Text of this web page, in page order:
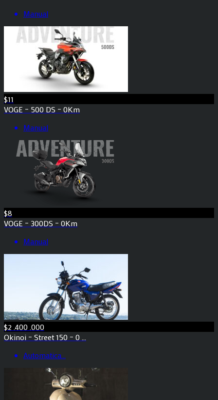
Manual
$11
VOGE – 500 DS – 0Km
Manual
$8
VOGE – 300DS – 0Km
Manual
$2 .400 .000
Okinoi – Street 150 – 0 ...
Automatica